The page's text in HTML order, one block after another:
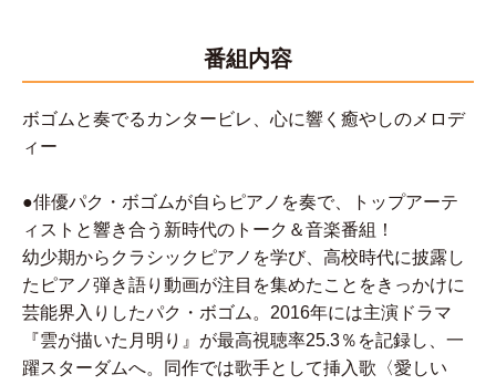
番組内容
ボゴムと奏でるカンタービレ、心に響く癒やしのメロデ
ィー
●俳優パク・ボゴムが自らピアノを奏で、トップアーテ
ィストと響き合う新時代のトーク＆音楽番組！
幼少期からクラシックピアノを学び、高校時代に披露し
たピアノ弾き語り動画が注目を集めたことをきっかけに
芸能界入りしたパク・ボゴム。2016年には主演ドラマ
『雲が描いた月明り』が最高視聴率25.3％を記録し、一
躍スターダムへ。同作では歌手として挿入歌〈愛しい